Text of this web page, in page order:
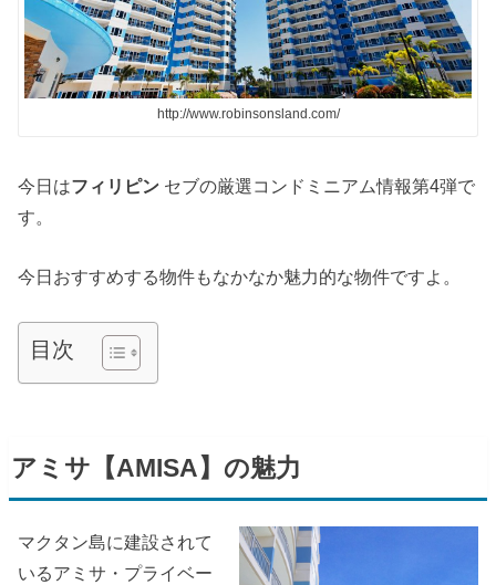
http://www.robinsonsland.com/
今日はフィリピン セブの厳選コンドミニアム情報第4弾で
す。
今日おすすめする物件もなかなか魅力的な物件ですよ。
目次
アミサ【AMISA】の魅力
マクタン島に建設されて
いるアミサ・プライベー